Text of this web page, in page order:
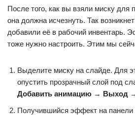
После того, как вы взяли миску для
она должна исчезнуть. Так
добавили её в рабочий инвентарь.
тоже нужно настроить. Этим мы
Выделите миску на слайде. Для
опустить прозрачный слой под
Добавить анимацию → Выход
Получившийся эффект на панели